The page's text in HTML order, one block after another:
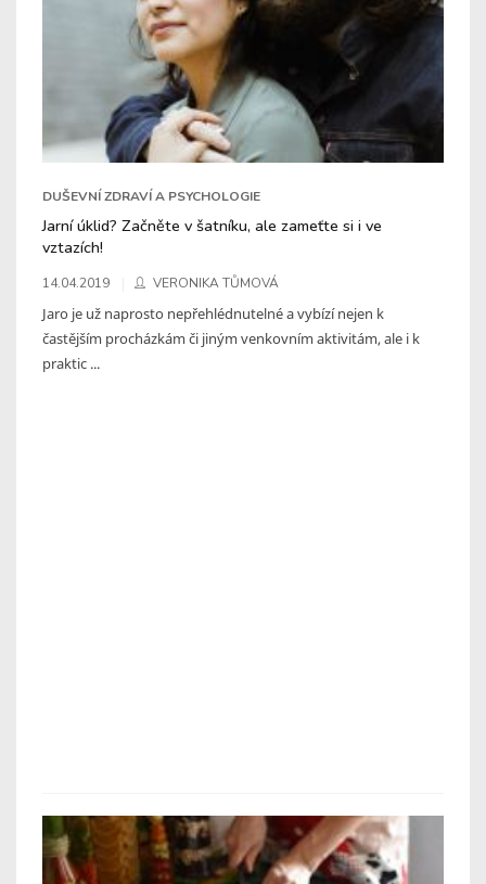
DUŠEVNÍ ZDRAVÍ A PSYCHOLOGIE
Jarní úklid? Začněte v šatníku, ale zameťte si i ve
vztazích!
14.04.2019 VERONIKA TŮMOVÁ
Jaro je už naprosto nepřehlédnutelné a vybízí nejen k
častějším procházkám či jiným venkovním aktivitám, ale i k
praktic ...